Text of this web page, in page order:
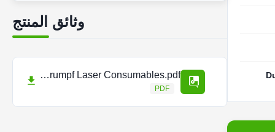
وثائق المنتج
BPX110750 Dust Collection Filter for Trumpf Laser Consumables.pdf
PDF